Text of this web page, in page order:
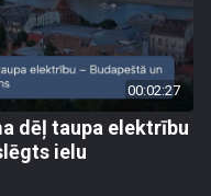
00:02:27
dēļ taupa elektrību
ielu